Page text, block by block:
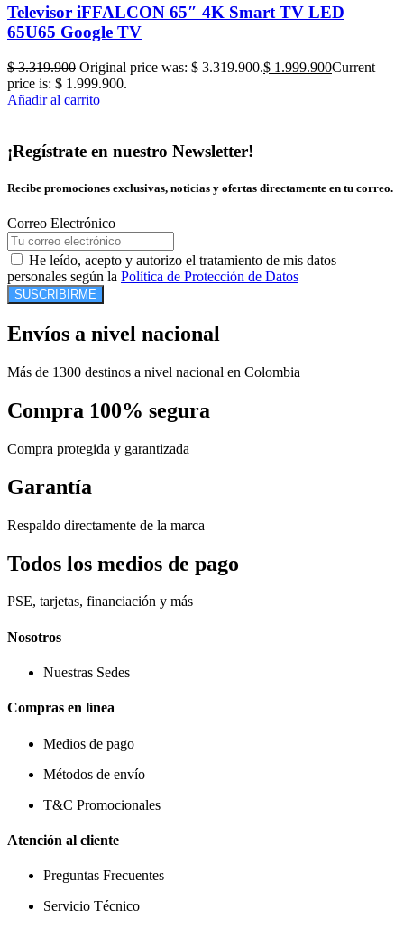
Televisor iFFALCON 65″ 4K Smart TV LED
65U65 Google TV
$3.319.900 Original price was: $ 3.319.900.$ 1.999.900Current
price is: $ 1.999.900.
Añadir al carrito
¡Regístrate en nuestro Newsletter!
Recibe promociones exclusivas, noticias y ofertas directamente en tu correo.
Correo Electrónico
He leído, acepto y autorizo el tratamiento de mis datos
personales según la Política de Protección de Datos
SUSCRIBIRME
Envíos a nivel nacional
Más de 1300 destinos a nivel nacional en Colombia
Compra 100% segura
Compra protegida y garantizada
Garantía
Respaldo directamente de la marca
Todos los medios de pago
PSE, tarjetas, financiación y más
Nosotros
Nuestras Sedes
Compras en línea
Medios de pago
Métodos de envío
T&C Promocionales
Atención al cliente
Preguntas Frecuentes
Servicio Técnico